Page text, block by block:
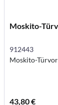
Moskito-
912443
Moskito-
43,80 €